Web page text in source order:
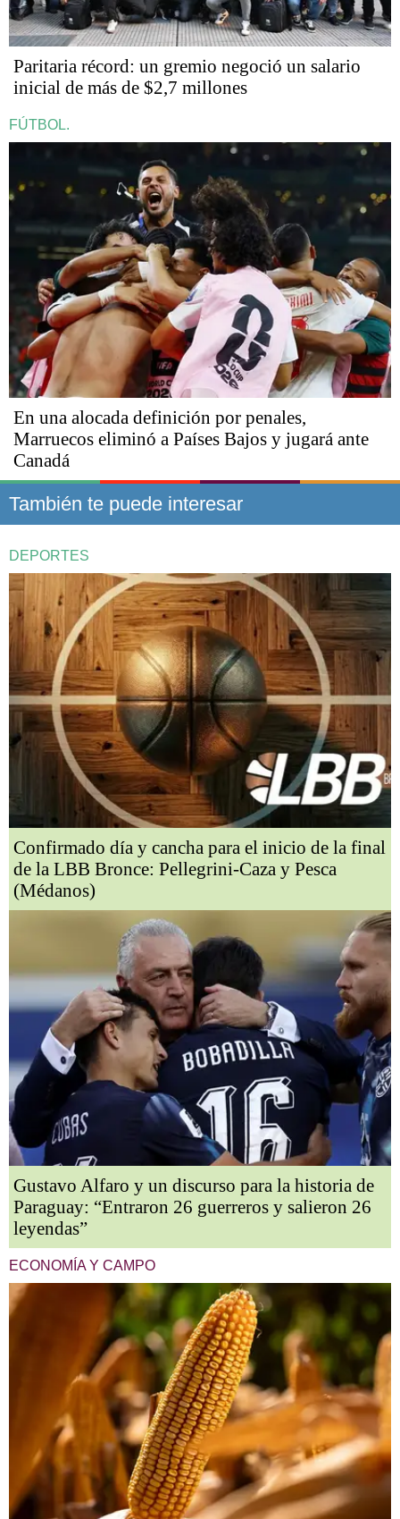
Paritaria récord: un gremio negoció un salario
inicial de más de $2,7 millones
FÚTBOL.
En una alocada definición por penales,
Marruecos eliminó a Países Bajos y jugará ante
Canadá
También te puede interesar
DEPORTES
Confirmado día y cancha para el inicio de la final
de la LBB Bronce: Pellegrini-Caza y Pesca
(Médanos)
Gustavo Alfaro y un discurso para la historia de
Paraguay: “Entraron 26 guerreros y salieron 26
leyendas”
ECONOMÍA Y CAMPO